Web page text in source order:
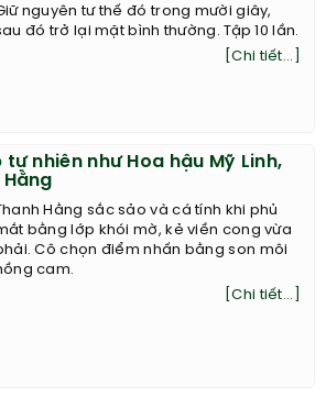
nguyên tư thế đó trong mười giây,
đó trở lại mặt bình thường. Tập 10 lần.
[Chi tiết...]
nhiên như Hoa hậu Mỹ Linh,
Hằng sắc sảo và cá tính khi phủ
bằng lớp khói mờ, kẻ viền cong vừa
Cô chọn điểm nhấn bằng son môi
cam.
[Chi tiết...]